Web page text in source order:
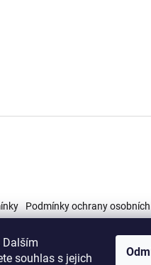
Dalším
souhlas s jejich
Podmínky ochrany